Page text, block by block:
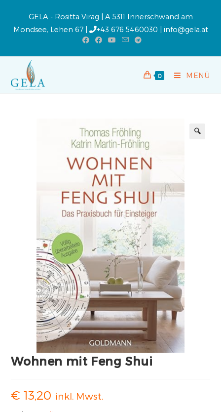
GELA - Rositta Virag | A 5311 Innerschwand am
Mondsee, Lehen 67 |
+43 676 5460030 | info@gela.at
0 MENÜ
Wohnen mit Feng Shui
€ 13,20 inkl. Mwst.